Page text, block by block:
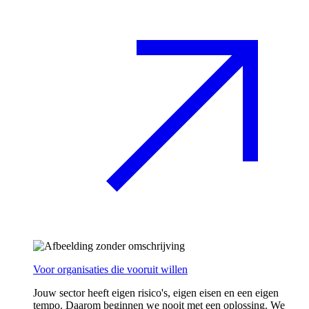
Voor organisaties die vooruit willen
Jouw sector heeft eigen risico's, eigen eisen en een eigen
tempo. Daarom beginnen we nooit met een oplossing. We